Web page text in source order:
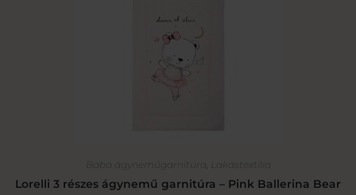
Baba ágyneműgarnitúra Lakástextília
Lorelli 3 részes ágynemű garnitúra – Pink Ballerina Bear